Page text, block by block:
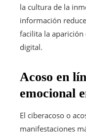
la cultura de la
información
facilita la aparición
digital.
Acoso en
emocional
El ciberacoso o
manifestaciones